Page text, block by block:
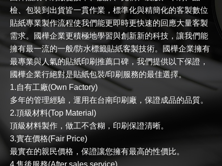
檢、包裝到出貨皆一貫作業，標準化與精簡化的客製數位
貼紙專業製作流程使我們能更即時更快速的回應大量客製
需求。國樺企業更積極地學習與創新新的科技，讓我們能
擁有最一流的一般/防水標籤貼紙客製技術。國樺企業擁有
最專業與人氣的貼紙印刷推薦口碑，我們提供以下保證，
國樺企業行絕對是貼紙包裝/印刷服務的最佳選擇。
1.自有工廠(Own Factory)
多年的管理經驗，運用在台南印刷廠，保證成品的品質。
2.頂級材料(Top Material)
頂級材料製作，做工不含糊，印刷保證清晰。
3.實在價格(Fair Price)
最實在的親民價格，保證讓您擁有最高的性價比。